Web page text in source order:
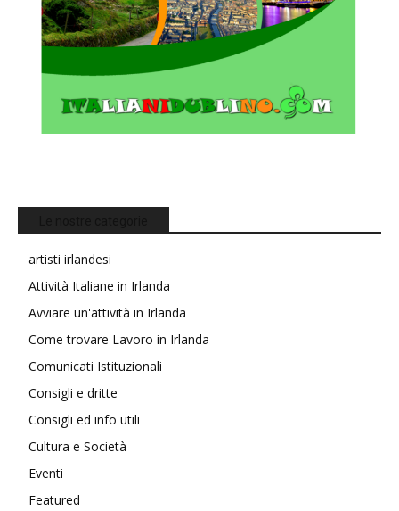
artisti irlandesi
Attività Italiane in Irlanda
Avviare un'attività in Irlanda
Come trovare Lavoro in Irlanda
Comunicati Istituzionali
Consigli e dritte
Consigli ed info utili
Cultura e Società
Eventi
Featured